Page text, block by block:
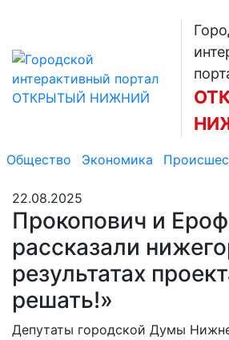
Общество Экономика
22.08.2025
Прокопович и
рассказали
результатах
решать!»
Депутаты городской Думы